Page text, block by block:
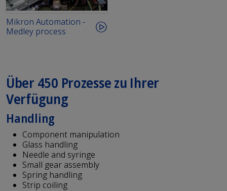
Mikron Automation -
Medley process
Über 450 Prozesse zu Ihrer
Verfügung
Handling
Component manipulation
Glass handling
Needle and syringe
Small gear assembly
Spring handling
Strip coiling